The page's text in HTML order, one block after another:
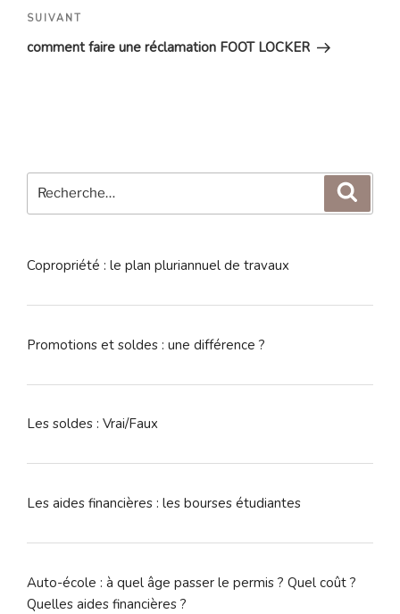
Article
suivant
SUIVANT
comment faire une réclamation FOOT LOCKER
pour
Copropriété : le plan pluriannuel de travaux
Promotions et soldes : une différence ?
Les soldes : Vrai/Faux
Les aides financières : les bourses étudiantes
Auto-école : à quel âge passer le permis ? Quel coût ?
Quelles aides financières ?